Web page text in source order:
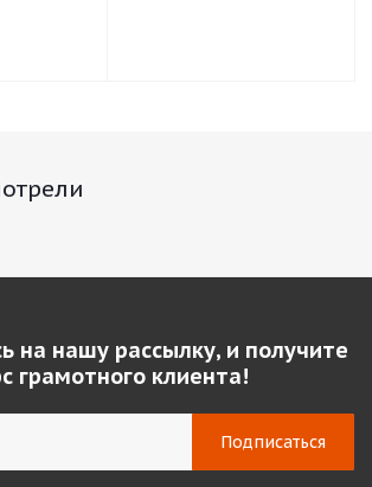
на нашу рассылку, и получите
грамотного клиента!